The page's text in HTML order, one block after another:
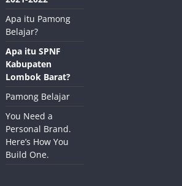
Apa itu Pamong
Belajar?
Apa itu SPNF
Kabupaten
Lombok Barat?
Pamong Belajar
You Need a
Personal Brand.
Here’s How You
Build One.